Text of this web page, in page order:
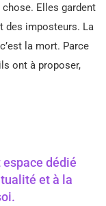
chose. Elles gardent
des imposteurs. La
la mort. Parce
ont à proposer,
dédié
et à la